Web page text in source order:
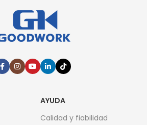
AYUDA
Calidad y fiabilidad